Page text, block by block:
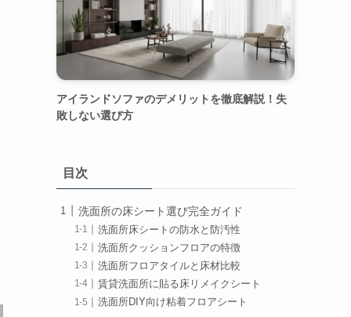
アイランドソファのデメリットを徹底解説！失
敗しない選び方
目次
洗面所の床シート選び完全ガイド
洗面所床シートの防水と防汚性
洗面所クッションフロアの特徴
洗面所フロアタイルと床材比較
賃貸洗面所に貼る床リメイクシート
洗面所DIY向け粘着フロアシート